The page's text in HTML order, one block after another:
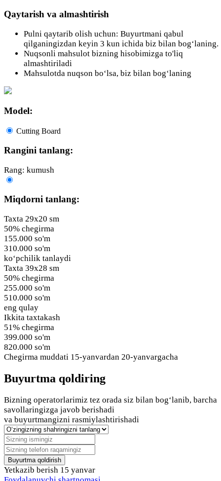
Qaytarish va almashtirish
Pulni qaytarib olish uchun: Buyurtmani qabul
qilganingizdan keyin 3 kun ichida biz bilan bog‘laning.
Nuqsonli mahsulot bizning hisobimizga to'liq
almashtiriladi
Mahsulotda nuqson bo‘lsa, biz bilan bog‘laning
Model:
Cutting Board
Rangini tanlang:
Rang: kumush
Miqdorni tanlang:
Taxta 29х20 sm
50% chegirma
155.000 so'm
310.000 so'm
ko‘pchilik tanlaydi
Taxta 39х28 sm
50% chegirma
255.000 so'm
510.000 so'm
eng qulay
Ikkita taxtakash
51% chegirma
399.000 so'm
820.000 so'm
Chegirma muddati 15-yanvardan 20-yanvargacha
Buyurtma qoldiring
Bizning operatorlarimiz tez orada siz bilan bog‘lanib, barcha
savollaringizga javob berishadi
va buyurtmangizni rasmiylashtirishadi
Buyurtma qoldirish
Yetkazib berish 15 yanvar